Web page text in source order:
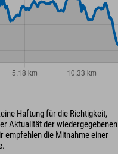
Haftung für die Richtigkeit,
Aktualität der wiedergegebenen
empfehlen die Mitnahme einer